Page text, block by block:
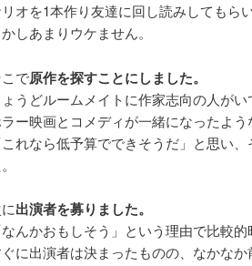
オを1本作り友達に回し読みしてもらい
かしあまりウケません。
で原作を探すことにしました。
うどルームメイトに作家志向の人が
ー映画とコメディが一緒になったよう
これなら低予算でできそうだ」と思い
出演者を募りました。
なんかおもしそう」という理由で比較
に出演者は決まったものの、なかなか